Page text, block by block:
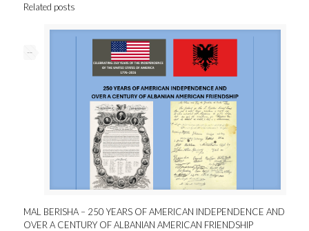
Related posts
--
MAL BERISHA – 250 YEARS OF AMERICAN INDEPENDENCE AND
OVER A CENTURY OF ALBANIAN AMERICAN FRIENDSHIP